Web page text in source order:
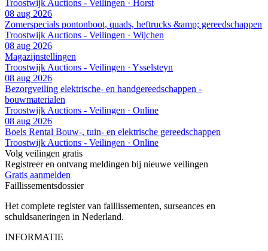
Troostwijk Auctions - Veilingen · Horst
08 aug 2026
Zomerspecials pontonboot, quads, heftrucks &amp; gereedschappen
Troostwijk Auctions - Veilingen · Wijchen
08 aug 2026
Magazijnstellingen
Troostwijk Auctions - Veilingen · Ysselsteyn
08 aug 2026
Bezorgveiling elektrische- en handgereedschappen -
bouwmaterialen
Troostwijk Auctions - Veilingen · Online
08 aug 2026
Boels Rental Bouw-, tuin- en elektrische gereedschappen
Troostwijk Auctions - Veilingen · Online
Volg veilingen gratis
Registreer en ontvang meldingen bij nieuwe veilingen
Gratis aanmelden
Faillissementsdossier
Het complete register van faillissementen, surseances en
schuldsaneringen in Nederland.
INFORMATIE